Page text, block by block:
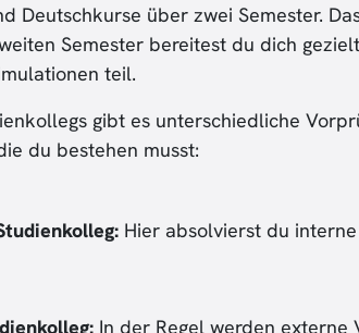
Deutschkurse über zwei Semester.
Semester bereitest du dich
teil.
gibt es unterschiedliche
du bestehen musst:
Hier absolvierst du
In der Regel werden externe